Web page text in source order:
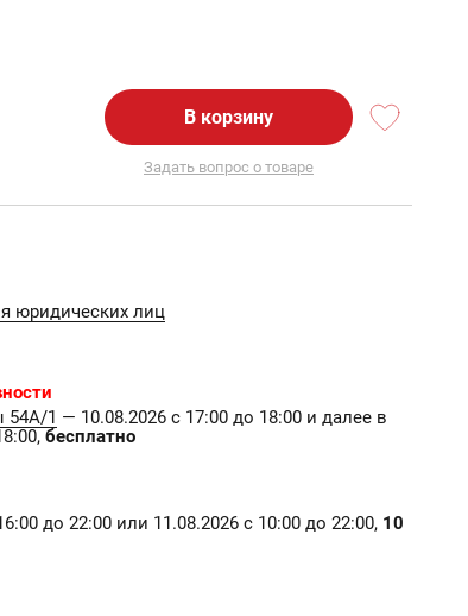
В корзину
Задать вопрос о товаре
юридических лиц
54А/1 — 10.08.2026 с 17:00 до 18:00 и далее в
бесплатно
до 22:00 или 11.08.2026 с 10:00 до 22:00, 10